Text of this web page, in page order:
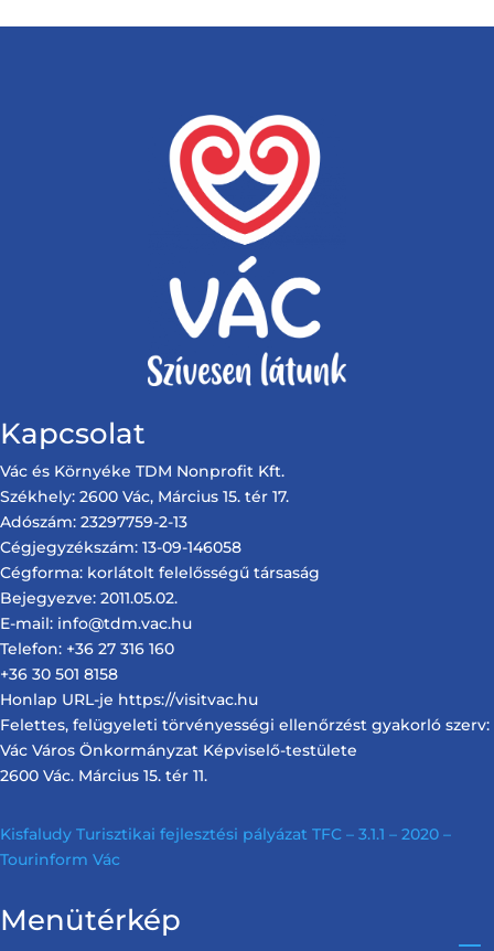
Kapcsolat
Vác és Környéke TDM Nonprofit Kft.
Székhely: 2600 Vác, Március 15. tér 17.
Adószám: 23297759-2-13
Cégjegyzékszám: 13-09-146058
Cégforma: korlátolt felelősségű társaság
Bejegyezve: 2011.05.02.
E-mail: info@tdm.vac.hu
Telefon: +36 27 316 160
+36 30 501 8158
Honlap URL-je https://visitvac.hu
Felettes, felügyeleti törvényességi ellenőrzést gyakorló szerv:
Vác Város Önkormányzat Képviselő-testülete
2600 Vác. Március 15. tér 11.
Kisfaludy Turisztikai fejlesztési pályázat TFC – 3.1.1 – 2020 –
Tourinform Vác
Menütérkép